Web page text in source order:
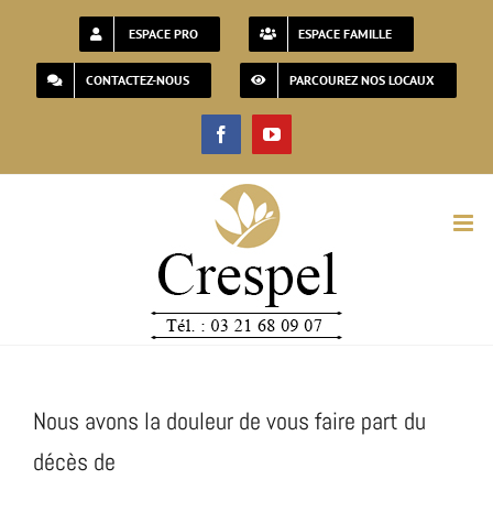
contenu
ESPACE PRO ESPACE FAMILLE
CONTACTEZ-NOUS PARCOUREZ NOS LOCAUX
FacebookYouTube
Nous avons la douleur de vous faire part du
décès de